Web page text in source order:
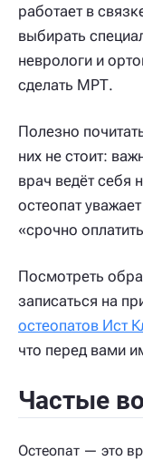
работает в
выбирать
неврологи и
сделать МРТ.
Полезно
них не стоит:
врач ведёт
остеопат
«срочно
Посмотреть
записаться на
остеопатов Ист
что перед вами
Частые
Остеопат — это